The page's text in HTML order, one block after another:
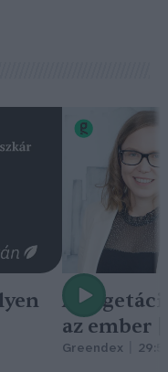
A
az ember
Greendex